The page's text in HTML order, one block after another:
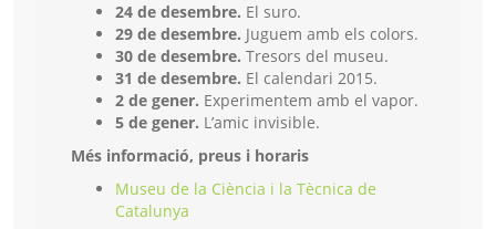
24 de desembre. El suro.
29 de desembre. Juguem amb els colors.
30 de desembre. Tresors del museu.
31 de desembre. El calendari 2015.
2 de gener. Experimentem amb el vapor.
5 de gener. L’amic invisible.
Més informació, preus i horaris
Museu de la Ciència i la Tècnica de
Catalunya